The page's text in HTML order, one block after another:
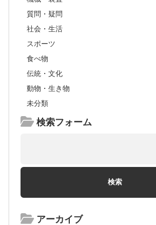
質問・疑問
社会・生活
スポーツ
食べ物
伝統・文化
動物・生き物
未分類
検索フォーム
アーカイブ